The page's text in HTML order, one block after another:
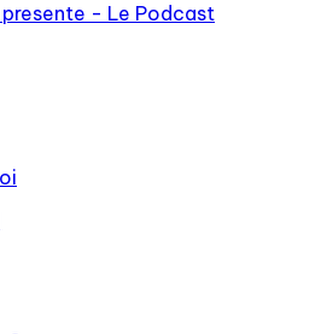
presente - Le Podcast